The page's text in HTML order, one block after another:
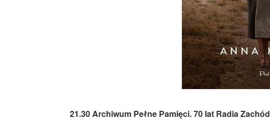
21.30Archiwum Pełne Pamięci. 70 lat Radia Zachód